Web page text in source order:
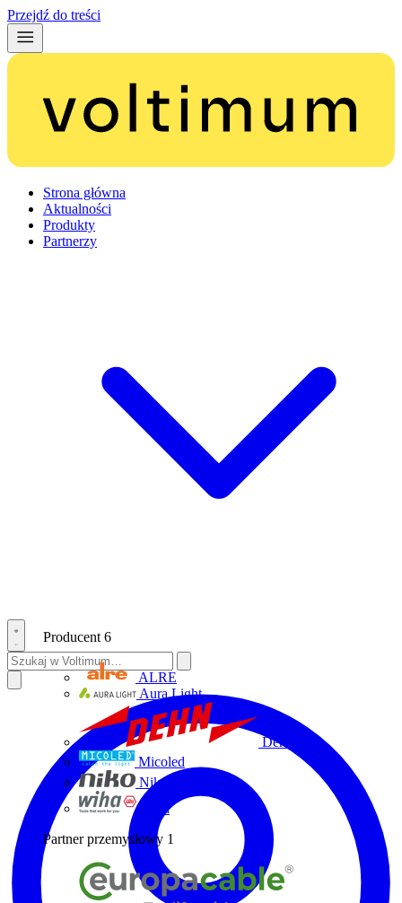
Przejdź do treści
Strona główna
Aktualności
Produkty
Partnerzy
Producent 6
ALRE
Aura Light
Dehn
Micoled
Niko
Wiha
Partner przemysłowy 1